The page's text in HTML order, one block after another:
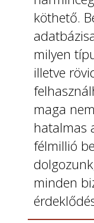
köthető.
milyen
illetve
maga
hatalmas
félmillió
minden